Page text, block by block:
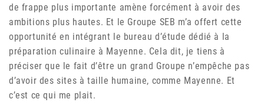
de frappe plus importante amène forcément à avoir des
ambitions plus hautes. Et le Groupe SEB m’a offert cette
opportunité en intégrant le bureau d’étude dédié à la
préparation culinaire à Mayenne. Cela dit, je tiens à
préciser que le fait d’être un grand Groupe n’empêche pas
d’avoir des sites à taille humaine, comme Mayenne. Et
c’est ce qui me plait.